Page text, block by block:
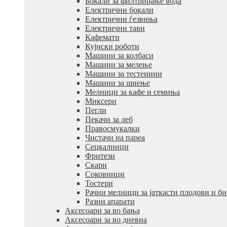
Електрични бокали
Електрични ѓезвиња
Електрични тави
Кафемати
Кујнски роботи
Машини за колбаси
Машини за мелење
Машини за тестенини
Машини за шиење
Мелници за кафе и семиња
Миксери
Пегли
Пекачи за леб
Правосмукалки
Чистачи на пареа
Сецкалници
Фритези
Скари
Соковници
Тостери
Рачни мелници за јаткасти плодови и
Разни апарати
Аксесоари за во бања
Аксесоари за во дневна